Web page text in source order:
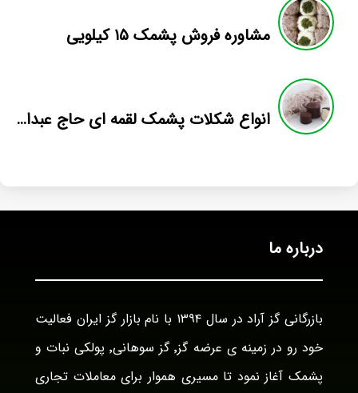
مشاوره فروش پشمک ۱۵ کیلویی
انواع شکلات پشمک لقمه ای حاج عبداله
درباره ما
بازرگانی گز آراد در سال ۱۳۹۴ با نام بازار گز ایران فعالیت
خود رو در زمینه ی عرضه گز٬ گز سوهانی٬ پولکی نبات و
پشمک آغاز نمود تا مسیری هموار برای معاملات تجاری